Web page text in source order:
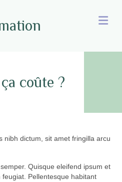
coûte ?
nibh dictum, sit amet fringilla arcu
Quisque eleifend ipsum et
Pellentesque habitant